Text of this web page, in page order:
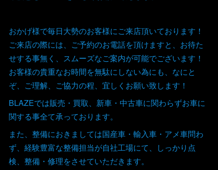
おかげ様で毎日大勢のお客様にご来店頂いております！
ご来店の際には、ご予約のお電話を頂けますと、お待た
せする事無く、スムーズなご案内が可能でございます！
お客様の貴重なお時間を無駄にしない為にも、なにと
ぞ、ご理解、ご協力の程、宜しくお願い致します！
BLAZEでは販売・買取、新車・中古車に関わらずお車に
関する事全て承っております。
また、整備におきましては国産車・輸入車・アメ車問わ
ず、経験豊富な整備担当が自社工場にて、しっかり点
検、整備・修理をさせていただきます。